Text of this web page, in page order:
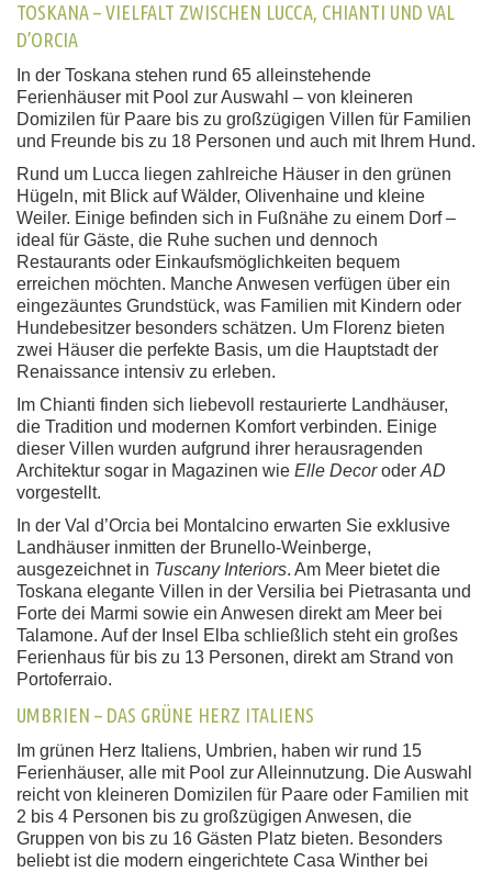
TOSKANA – VIELFALT ZWISCHEN LUCCA, CHIANTI UND VAL
D’ORCIA
In der Toskana stehen rund 65 alleinstehende
Ferienhäuser mit Pool zur Auswahl – von kleineren
Domizilen für Paare bis zu großzügigen Villen für Familien
und Freunde bis zu 18 Personen und auch mit Ihrem Hund.
Rund um Lucca liegen zahlreiche Häuser in den grünen
Hügeln, mit Blick auf Wälder, Olivenhaine und kleine
Weiler. Einige befinden sich in Fußnähe zu einem Dorf –
ideal für Gäste, die Ruhe suchen und dennoch
Restaurants oder Einkaufsmöglichkeiten bequem
erreichen möchten. Manche Anwesen verfügen über ein
eingezäuntes Grundstück, was Familien mit Kindern oder
Hundebesitzer besonders schätzen. Um Florenz bieten
zwei Häuser die perfekte Basis, um die Hauptstadt der
Renaissance intensiv zu erleben.
Im Chianti finden sich liebevoll restaurierte Landhäuser,
die Tradition und modernen Komfort verbinden. Einige
dieser Villen wurden aufgrund ihrer herausragenden
Architektur sogar in Magazinen wie Elle Decoroder AD
vorgestellt.
In der Val d’Orcia bei Montalcino erwarten Sie exklusive
Landhäuser inmitten der Brunello-Weinberge,
ausgezeichnet in Tuscany Interiors. Am Meer bietet die
Toskana elegante Villen in der Versilia bei Pietrasanta und
Forte dei Marmi sowie ein Anwesen direkt am Meer bei
Talamone. Auf der Insel Elba schließlich steht ein großes
Ferienhaus für bis zu 13 Personen, direkt am Strand von
Portoferraio.
UMBRIEN – DAS GRÜNE HERZ ITALIENS
Im grünen Herz Italiens, Umbrien, haben wir rund 15
Ferienhäuser, alle mit Pool zur Alleinnutzung. Die Auswahl
reicht von kleineren Domizilen für Paare oder Familien mit
2 bis 4 Personen bis zu großzügigen Anwesen, die
Gruppen von bis zu 16 Gästen Platz bieten. Besonders
beliebt ist die modern eingerichtete Casa Winther bei